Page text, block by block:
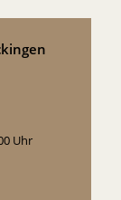
Uhr